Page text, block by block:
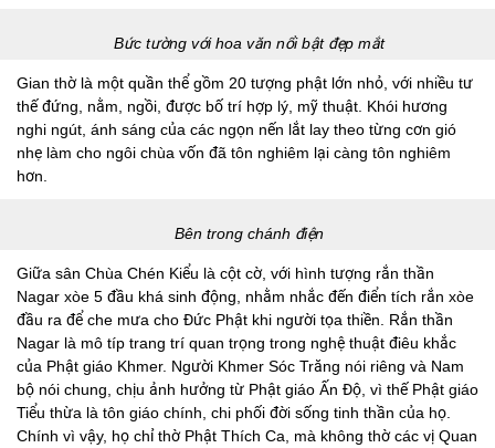
Bức tường với hoa văn nổi bật đẹp mắt
Gian thờ là một quần thể gồm 20 tượng phật lớn nhỏ, với nhiều tư
thế đứng, nằm, ngồi, được bố trí hợp lý, mỹ thuật. Khói hương
nghi ngút, ánh sáng của các ngọn nến lắt lay theo từng cơn gió
nhẹ làm cho ngôi chùa vốn đã tôn nghiêm lại càng tôn nghiêm
hơn.
Bên trong chánh điện
Giữa sân Chùa Chén Kiểu là cột cờ, với hình tượng rắn thần
Nagar xòe 5 đầu khá sinh động, nhằm nhắc đến điển tích rắn xòe
đầu ra để che mưa cho Đức Phật khi người tọa thiền. Rắn thần
Nagar là mô típ trang trí quan trọng trong nghệ thuật điêu khắc
của Phật giáo Khmer. Người Khmer Sóc Trăng nói riêng và Nam
bộ nói chung, chịu ảnh hưởng từ Phật giáo Ấn Độ, vì thế Phật giáo
Tiểu thừa là tôn giáo chính, chi phối đời sống tinh thần của họ.
Chính vì vậy, họ chỉ thờ Phật Thích Ca, mà không thờ các vị Quan